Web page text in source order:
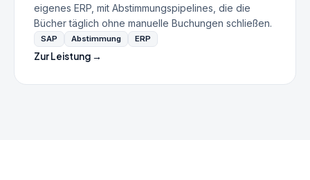
eigenes ERP, mit Abstimmungspipelines, die die
Bücher täglich ohne manuelle Buchungen schließen.
SAP Abstimmung ERP
Zur Leistung →